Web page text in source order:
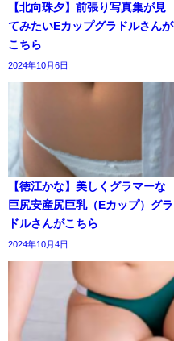
【北向珠夕】前張り写真集が見
てみたいEカップグラドルさんが
こちら
2024年10月6日
【徳江かな】美しくグラマーな
巨尻安産尻巨乳（Eカップ）グラ
ドルさんがこちら
2024年10月4日